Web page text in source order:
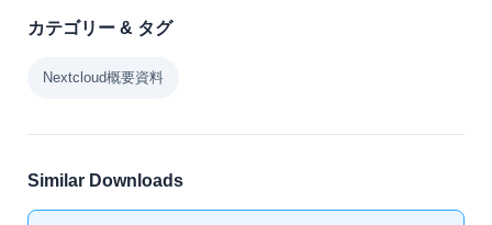
カテゴリー & タグ
Nextcloud概要資料
Similar Downloads